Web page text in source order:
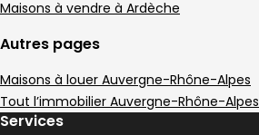
Maisons à vendre à Ardèche
Autres pages
Maisons à louer Auvergne-Rhône-Alpes
Tout l’immobilier Auvergne-Rhône-Alpes
Services